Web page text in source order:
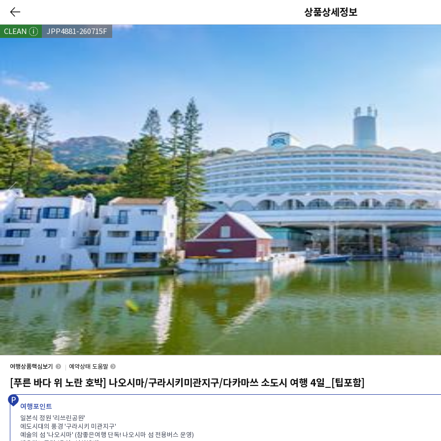
상품상세정보
다음
CLEAN JPP4881-260715F
여행상품핵심보기 예약상태 도움말
[푸른 바다 위 노란 호박] 나오시마/구라시키미관지구/다카마쓰 소도시 여행 4일_[팁포함]
여행포인트
일본식 정원 '리쓰린공원'
에도시대의 풍경 '구라시키 미관지구'
예술의 섬 '나오시마' (참좋은여행 단독! 나오시마 섬 전용버스 운영)